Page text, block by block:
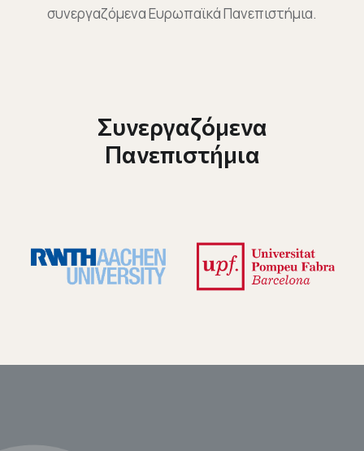
συνεργαζόμενα Ευρωπαϊκά Πανεπιστήμια.
Συνεργαζόμενα
Πανεπιστήμια